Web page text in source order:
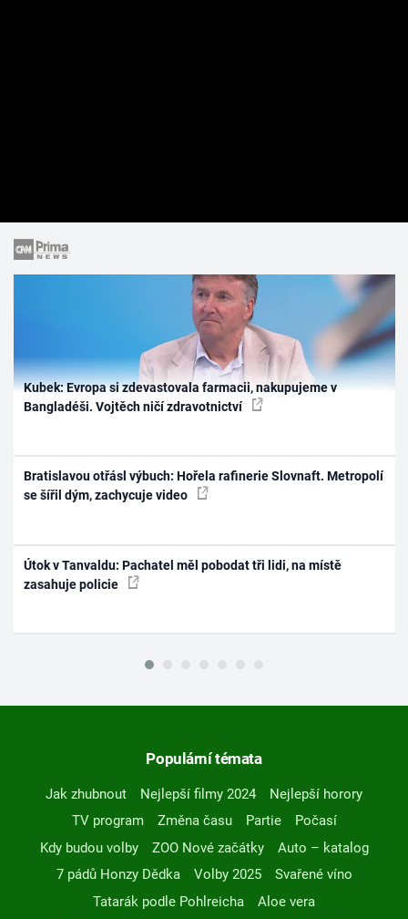
Kubek: Evropa si zdevastovala farmacii, nakupujeme v
Bangladéši. Vojtěch ničí zdravotnictví
Bratislavou otřásl výbuch: Hořela rafinerie Slovnaft. Metropolí
se šířil dým, zachycuje video
Útok v Tanvaldu: Pachatel měl pobodat tři lidi, na místě
zasahuje policie
Populární témata
Jak zhubnout Nejlepší filmy 2024
Nejlepší horory
TV program
Změna času Partie
Počasí
Kdy budou volby
ZOO Nové začátky
Auto – katalog
7 pádů Honzy Dědka
Volby 2025
Svařené víno
Tatarák podle Pohlreicha
Aloe vera